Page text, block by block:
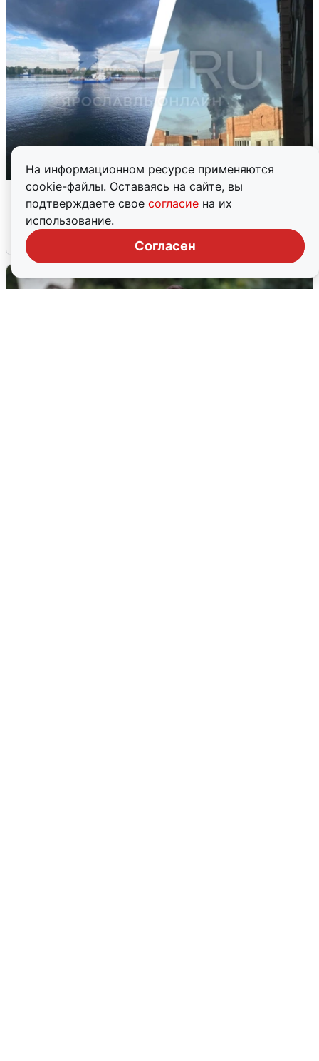
На информационном ресурсе применяются
cookie-файлы. Оставаясь на сайте, вы
подтверждаете свое согласие на их
использование.
Согласен
Ночная атака БПЛА на Ярославль:
попадания и последствия
6 августа